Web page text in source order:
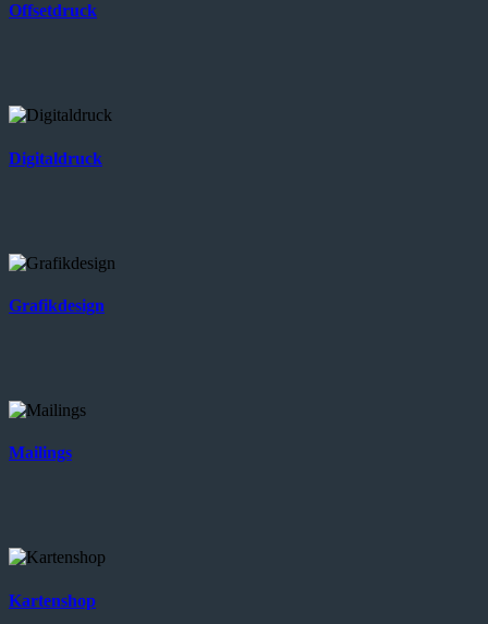
Offsetdruck
Digitaldruck
Grafikdesign
Mailings
Kartenshop